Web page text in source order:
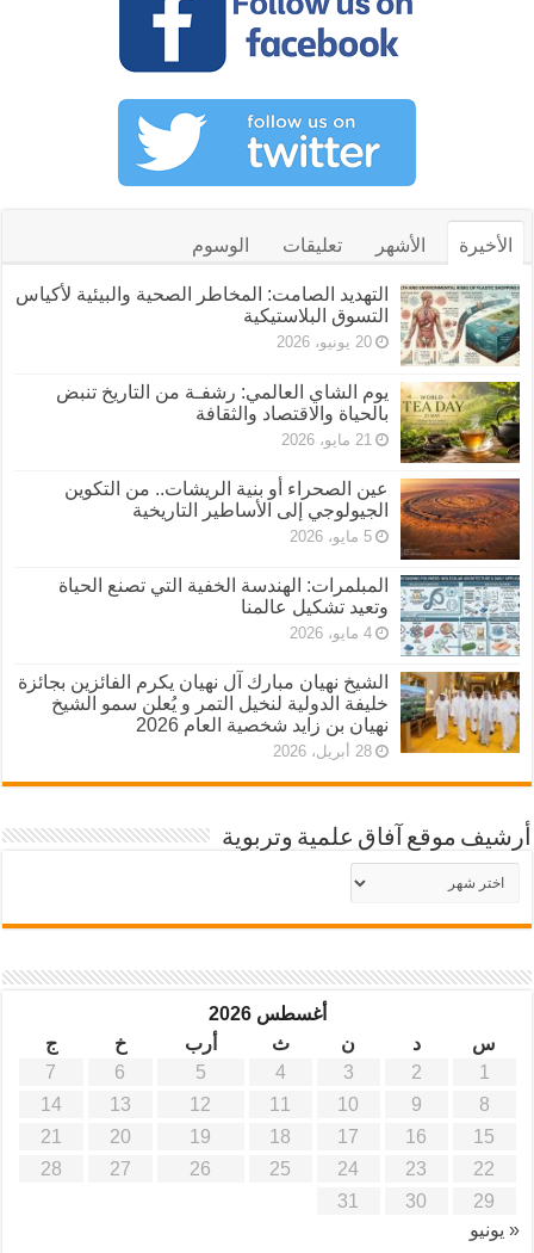
الأخيرة الأشهر تعليقات الوسوم
التهديد الصامت: المخاطر الصحية والبيئية لأكياس
التسوق البلاستيكية
20 يونيو، 2026
يوم الشاي العالمي: رشفـة من التاريخ تنبض
بالحياة والاقتصاد والثقافة
21 مايو، 2026
عين الصحراء أو بنية الريشات.. من التكوين
الجيولوجي إلى الأساطير التاريخية
5 مايو، 2026
المبلمرات: الهندسة الخفية التي تصنع الحياة
وتعيد تشكيل عالمنا
4 مايو، 2026
الشيخ نهيان مبارك آل نهيان يكرم الفائزين بجائزة
خليفة الدولية لنخيل التمر و يُعلن سمو الشيخ
نهيان بن زايد شخصية العام 2026
28 أبريل، 2026
أرشيف موقع آفاق علمية وتربوية
أرشيف
موقع
أغسطس 2026
س
د ن ث أرب خ
ج
1
2
3
4
5
6
7
8
9
10
11
12
13
14
15
16
17
18
19
20
21
22
23
24
25
26
27
28
29
30
31
« يونيو